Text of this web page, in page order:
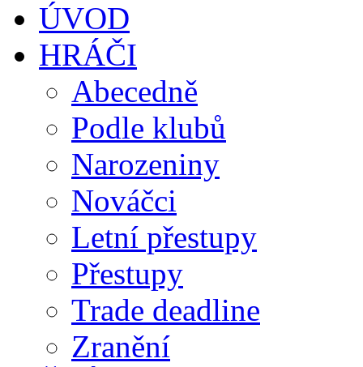
ÚVOD
HRÁČI
Abecedně
Podle klubů
Narozeniny
Nováčci
Letní přestupy
Přestupy
Trade deadline
Zranění